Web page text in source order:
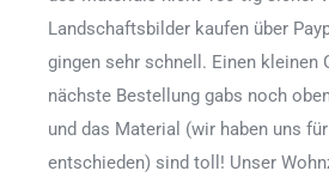
Landschaftsbilder kaufen über
gingen sehr schnell. Einen kleinen
nächste Bestellung gabs noch
und das Material (wir haben uns
entschieden) sind toll! Unser